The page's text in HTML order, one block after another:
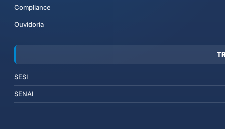
Compliance
Ouvidoria
SESI
SENAI